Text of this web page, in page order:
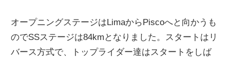
ス
オープニングステージはLimaからPiscoへと向かうも
のでSSステージは84kmとなりました。スタートはリ
バース方式で、トップライダー達はスタートをしば